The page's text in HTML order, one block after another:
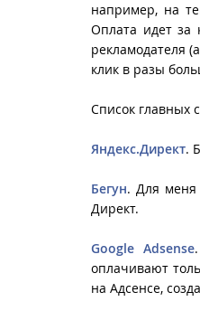
например, на
Оплата идет за
рекламодателя
клик в разы
Список главных
Яндекс.Директ.
Бегун. Для меня
Директ.
Google Adsense
оплачивают
на Адсенсе,